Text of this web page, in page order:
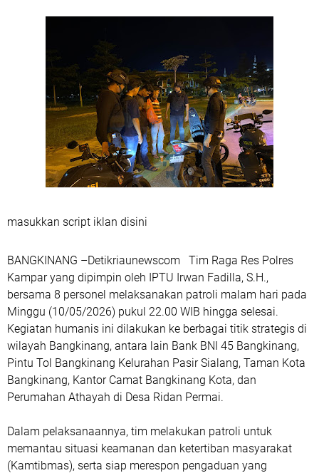
masukkan script iklan disini
BANGKINANG –Detikriaunewscom Tim Raga Res Polres
Kampar yang dipimpin oleh IPTU Irwan Fadilla, S.H.,
bersama 8 personel melaksanakan patroli malam hari pada
Minggu (10/05/2026) pukul 22.00 WIB hingga selesai.
Kegiatan humanis ini dilakukan ke berbagai titik strategis di
wilayah Bangkinang, antara lain Bank BNI 45 Bangkinang,
Pintu Tol Bangkinang Kelurahan Pasir Sialang, Taman Kota
Bangkinang, Kantor Camat Bangkinang Kota, dan
Perumahan Athayah di Desa Ridan Permai.
Dalam pelaksanaannya, tim melakukan patroli untuk
memantau situasi keamanan dan ketertiban masyarakat
(Kamtibmas), serta siap merespon pengaduan yang